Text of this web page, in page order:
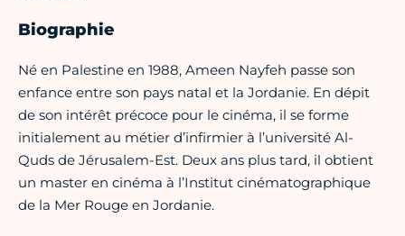
Biographie
Né en Palestine en 1988, Ameen Nayfeh passe son
enfance entre son pays natal et la Jordanie. En dépit
de son intérêt précoce pour le cinéma, il se forme
initialement au métier d’infirmier à l’université Al-
Quds de Jérusalem-Est. Deux ans plus tard, il obtient
un master en cinéma à l’Institut cinématographique
de la Mer Rouge en Jordanie.